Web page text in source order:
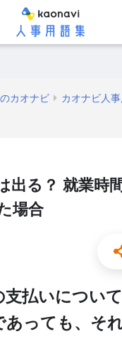
カオナビ カオナビ人
出る？ 就業時
場合
支払いについ
あっても、そ